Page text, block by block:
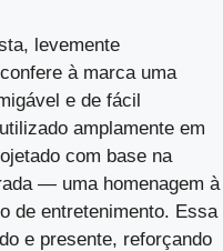
levemente
à marca uma
e de fácil
amplamente em
com base na
— uma homenagem à
de entretenimento. Essa
e presente, reforçando